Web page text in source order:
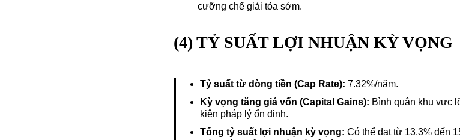
cưỡng chế giải tỏa sớm.
(4) TỶ SUẤT LỢI NHUẬN KỲ VỌNG
Tỷ suất từ dòng tiền (Cap Rate): 7.32%/năm.
Kỳ vọng tăng giá vốn (Capital Gains): Bình quân khu vực
kiện pháp lý ổn định.
Tổng tỷ suất lợi nhuận kỳ vọng: Có thể đạt từ 13.3% đến